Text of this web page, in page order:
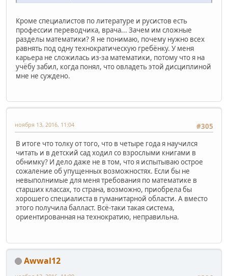
Кроме специалистов по литературе и русистов есть
профессии переводчика, врача... Зачем им сложные
разделы математики? Я не понимаю, почему нужно всех
равнять под одну технократическую гребёнку. У меня
карьера не сложилась из-за математики, потому что я на
учёбу забил, когда понял, что овладеть этой дисциплиной
мне не суждено.
#305
ноября 13, 2016, 11:04
В итоге что толку от того, что в четыре года я научился
читать и в детский сад ходил со взрослыми книгами в
обнимку? И дело даже не в том, что я испытываю острое
сожаление об упущенных возможностях. Если бы не
невыполнимые для меня требования по математике в
старших классах, то страна, возможно, приобрела бы
хорошего специалиста в гуманитарной области. А вместо
этого получила балласт. Всё-таки такая система,
ориентированная на технократию, неправильна.
Awwal12